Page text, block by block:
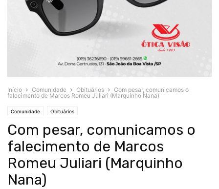
Início Comunidade Obituários
Com pesar, comunicamos o
falecimento de Marcos Romeu Juliari (Marquinho Nana)
Comunidade Obituários
Com pesar, comunicamos o
falecimento de Marcos
Romeu Juliari (Marquinho
Nana)